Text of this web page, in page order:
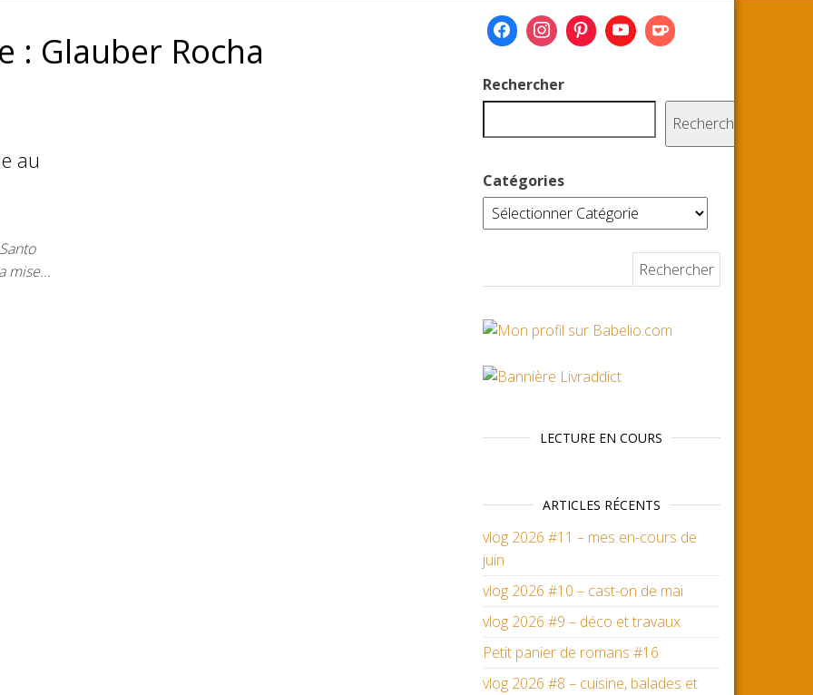
: Glauber Rocha
au
mise…
Rechercher
Rechercher
Catégories
LECTURE EN COURS
ARTICLES RÉCENTS
vlog 2026 #11 – mes en-cours de
juin
vlog 2026 #10 – cast-on de mai
vlog 2026 #9 – déco et travaux
Petit panier de romans #16
vlog 2026 #8 – cuisine, balades et